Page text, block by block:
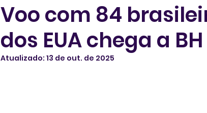
Voo com 84
dos EUA chega a
Atualizado: 13 de out. de 2025